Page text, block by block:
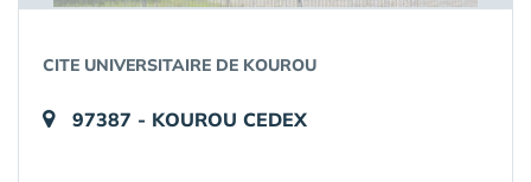
CITE UNIVERSITAIRE DE KOUROU
97387 - KOUROU CEDEX